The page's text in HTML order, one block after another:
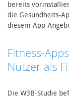
bereits
die Gesundheits-
diesem App-
Fitness-
Nutzer als
Die W3B-Studie